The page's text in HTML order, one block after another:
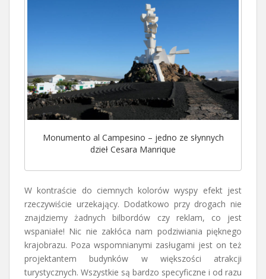
Monumento al Campesino – jedno ze słynnych
dzieł Cesara Manrique
W kontraście do ciemnych kolorów wyspy efekt jest
rzeczywiście urzekający. Dodatkowo przy drogach nie
znajdziemy żadnych bilbordów czy reklam, co jest
wspaniałe! Nic nie zakłóca nam podziwiania pięknego
krajobrazu. Poza wspomnianymi zasługami jest on też
projektantem budynków w większości atrakcji
turystycznych. Wszystkie są bardzo specyficzne i od razu